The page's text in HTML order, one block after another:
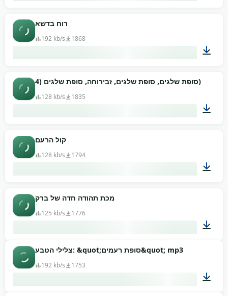
רוח בדשא
192 kb/s 1868
01:34
סופת שלגים, סופת שלגים, זבירוחה, סופת שלגים (4)
128 kb/s 1835
קול הרעם
128 kb/s 1794
מכת תהודה חדה של ברק
125 kb/s 1776
צלילי הטבע: &quot;סופת רעמים&quot; mp3
192 kb/s 1753